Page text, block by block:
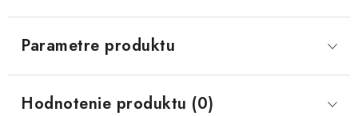
Parametre produktu
Hodnotenie produktu (0)